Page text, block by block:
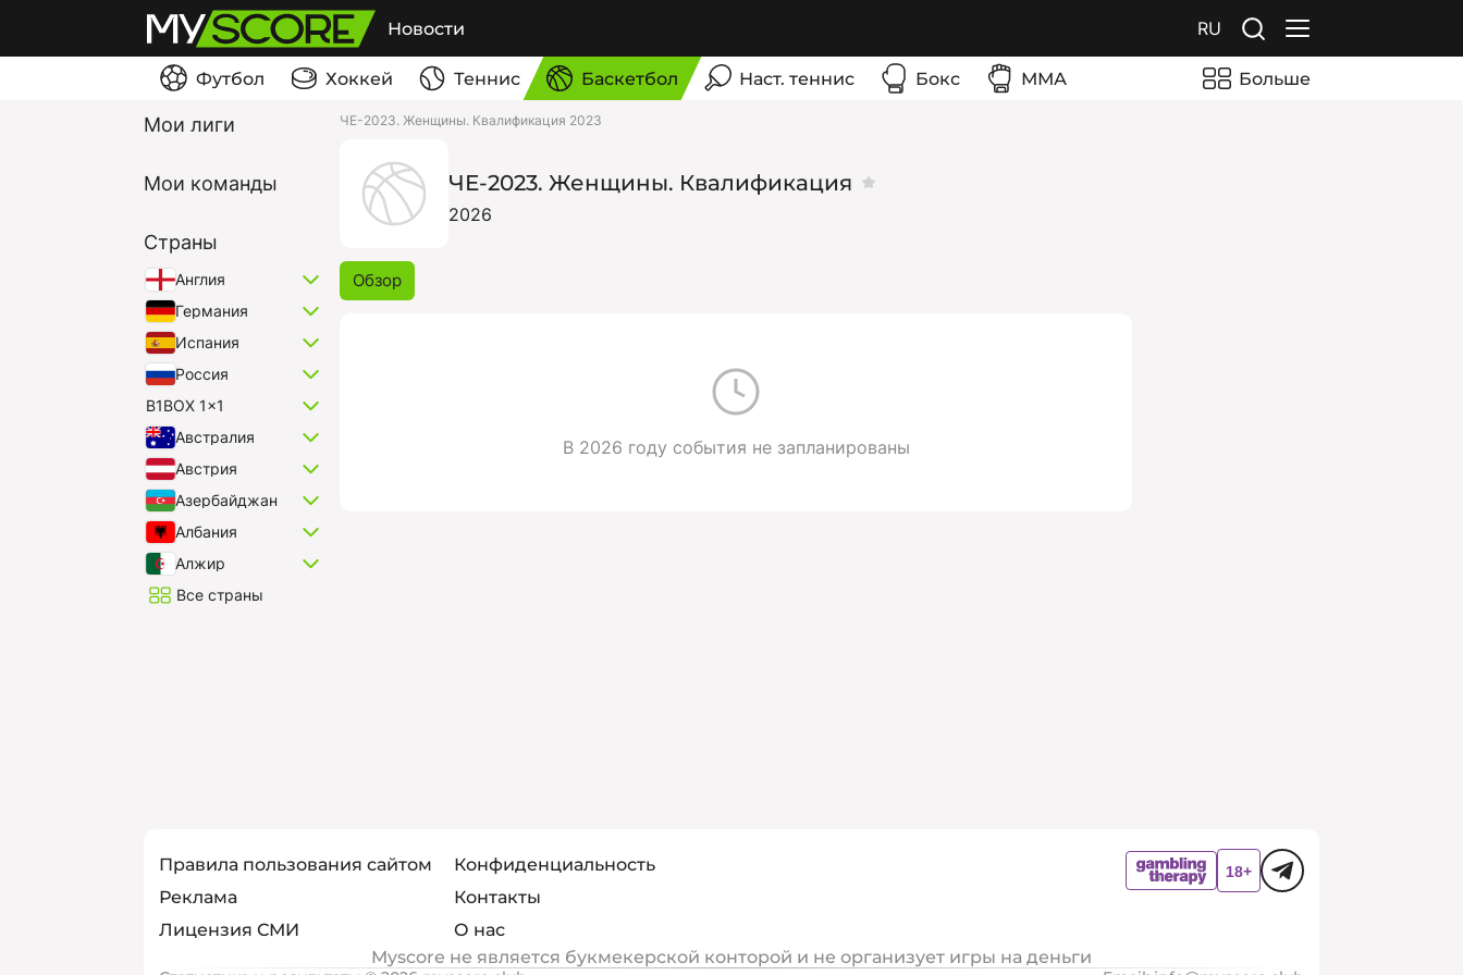
Новости RU
Футбол Хоккей Теннис Баскетбол Наст. теннис Бокс ММА Больше
Мои лиги
Мои команды
Страны
Англия
Германия
Испания
Россия
B1BOX 1x1
Австралия
Австрия
Азербайджан
Албания
Алжир
Все страны
ЧЕ-2023. Женщины. Квалификация 2023
ЧЕ-2023. Женщины. Квалификация
2026
Обзор
В 2026 году события не запланированы
Правила пользования сайтом
Конфиденциальность
Реклама
Контакты
Лицензия СМИ
О нас
Myscore не является букмекерской конторой и не организует игры на деньги